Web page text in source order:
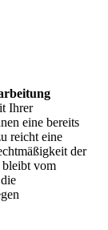
Ihrer
eine bereits
reicht eine
der
bleibt vom